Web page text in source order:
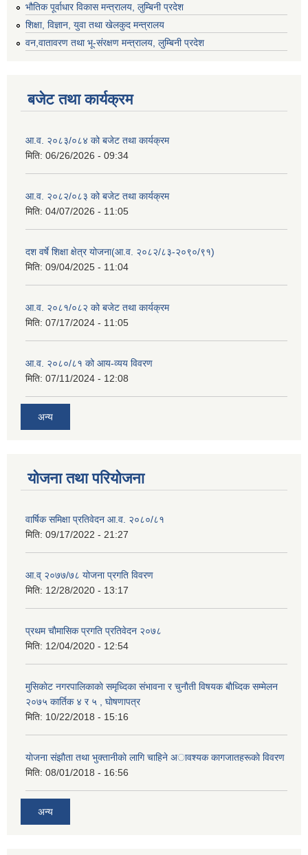
भौतिक पूर्वाधार विकास मन्त्रालय, लुम्बिनी प्रदेश
शिक्षा, विज्ञान, युवा तथा खेलकुद मन्‍‍त्रालय
वन,वातावरण तथा भू-संरक्षण मन्त्रालय, लुम्बिनी प्रदेश
बजेट तथा कार्यक्रम
आ.व. २०८३/०८४ को बजेट तथा कार्यक्रम
मिति: 06/26/2026 - 09:34
आ.व. २०८२/०८३ को बजेट तथा कार्यक्रम
मिति: 04/07/2026 - 11:05
दश वर्षे शिक्षा क्षेत्र योजना(आ.व. २०८२/८३-२०९०/९१)
मिति: 09/04/2025 - 11:04
आ.व. २०८१/०८२ को बजेट तथा कार्यक्रम
मिति: 07/17/2024 - 11:05
आ.व. २०८०/८१ को आय-व्यय विवरण
मिति: 07/11/2024 - 12:08
अन्य
योजना तथा परियोजना
वार्षिक समिक्षा प्रतिवेदन आ.व. २०८०/८१
मिति: 09/17/2022 - 21:27
आ.व् २०७७/७८ योजना प्रगति विवरण
मिति: 12/28/2020 - 13:17
प्रथम चाैमासिक प्रगति प्रतिवेदन २०७८
मिति: 12/04/2020 - 12:54
मुसिकाेट नगरपालिकाकाे समृध्दिका संभावना र चुनाैती विषयक बाैध्दिक सम्मेलन
२०७५ कार्तिक ४ र ५ , घाेषणापत्र
मिति: 10/22/2018 - 15:16
याेजना संझाैता तथा भुक्तानीकाे लागि चाहिने अावश्यक कागजातहरूकाे विवरण
मिति: 08/01/2018 - 16:56
अन्य